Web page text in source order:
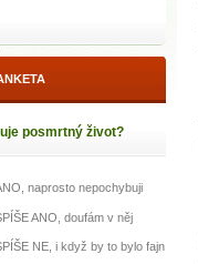
posmrtný život?
naprosto nepochybuji
ANO, doufám v něj
NE, i když by to bylo fajn